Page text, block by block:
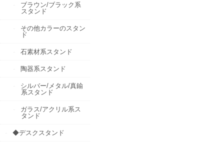
ブラウン/ブラック系
スタンド
その他カラーのスタン
ド
石素材系スタンド
陶器系スタンド
シルバー/メタル/真鍮
系スタンド
ガラス/アクリル系ス
タンド
◆デスクスタンド